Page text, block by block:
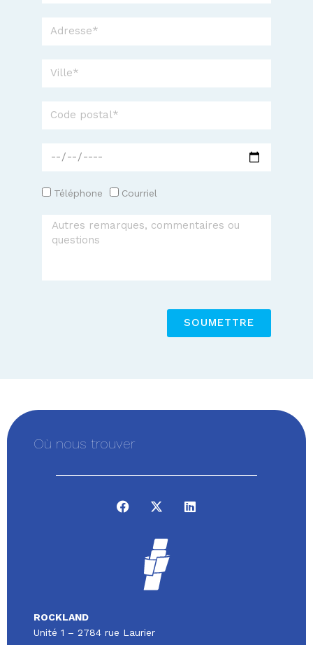
Téléphone Courriel
SOUMETTRE
Où nous trouver
ROCKLAND
Unité 1 – 2784 rue Laurier